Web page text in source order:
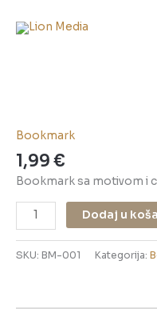
Bookmark
1,99€
Bookmark sa motivom i
Dodaj u
SKU: BM-001 Kategorija: